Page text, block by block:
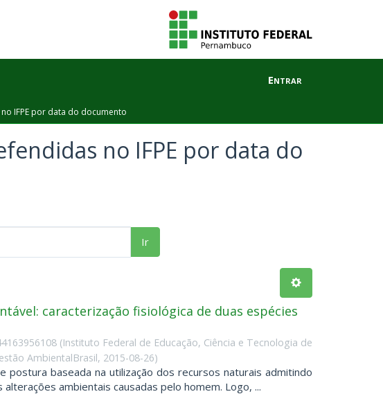
Entrar
IFPE por data do documento
no IFPE por data do
Ir
caracterização fisiológica de duas espécies
(Instituto Federal de Educação, Ciência e Tecnologia de
AmbientalBrasil, 2015-08-26)
postura baseada na utilização dos recursos naturais admitindo
ambientais causadas pelo homem. Logo, ...